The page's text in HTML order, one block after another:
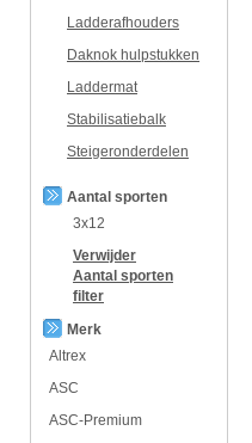
Ladderafhouders
Daknok hulpstukken
Laddermat
Stabilisatiebalk
Steigeronderdelen
Aantal sporten
3x12
Verwijder
Aantal sporten
filter
Merk
Altrex
ASC
ASC-Premium